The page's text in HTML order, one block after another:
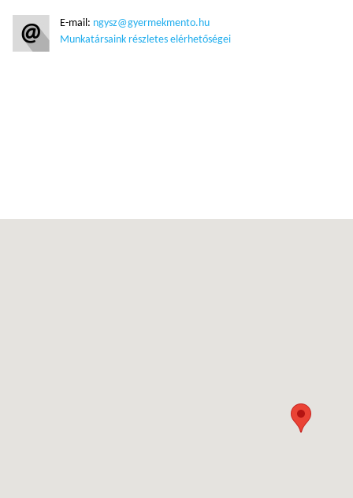
E-mail: ngysz@gyermekmento.hu
Munkatársaink részletes elérhetőségei